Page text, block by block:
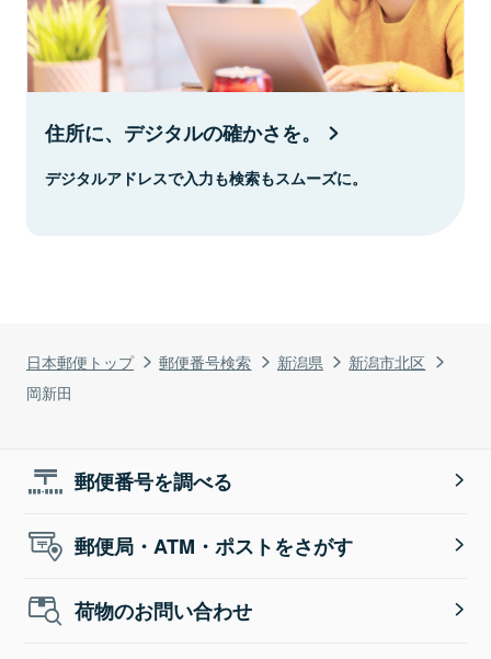
日本郵便トップ 郵便番号検索 新潟県
新潟市北区
岡新田
住所に、デジタルの確かさを。
デジタルアドレスで入力も検索もスムーズに。
郵便番号を調べる
郵便局・ATM・ポストをさがす
荷物のお問い合わせ